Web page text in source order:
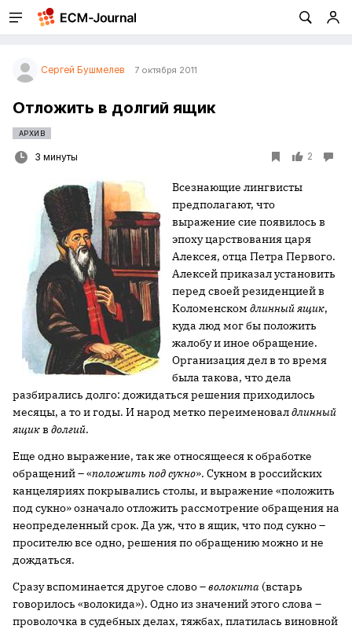
Сергей Бушмелев 7 октября 2011
Отложить в долгий ящик
АРХИВ
3 минуты 2
Всезнающие лингвисты
предполагают, что
выражение сие появилось в
эпоху царствования царя
Алексея, отца Петра Первого.
Алексей приказал установить
перед своей резиденцией в
Коломенском длинный ящик,
куда люд мог бы положить
жалобу и иное обращение.
Организация дел в то время
была такова, что дела
разбирались долго: дожидаться решения приходилось
месяцы, а то и годы. И народ метко переименовалдлинный
ящикв долгий.
Еще одно выражение, так же относящееся к обработке
обращений – «положить под сукно». Сукном в российских
канцеляриях покрывались столы, и выражение «положить
под сукно» означало отложить рассмотрение обращения на
неопределенный срок. Да уж, что в ящик, что под сукно –
просителю все одно, решения по обращению можно и не
дождаться.
Сразу вспоминается другое слово –волокита (встарь
говорилось «волокида»). Одно из значений этого слова –
проволочка в судебных делах, тяжбах, платилась виновной